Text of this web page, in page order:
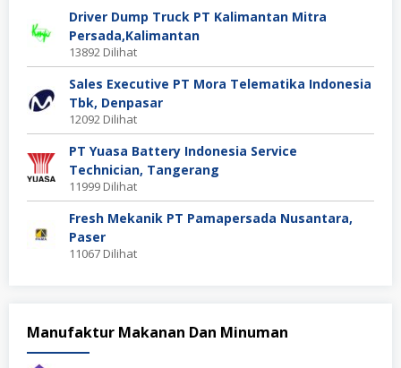
Driver Dump Truck PT Kalimantan Mitra
Persada,Kalimantan
13892 Dilihat
Sales Executive PT Mora Telematika Indonesia
Tbk, Denpasar
12092 Dilihat
PT Yuasa Battery Indonesia Service
Technician, Tangerang
11999 Dilihat
Fresh Mekanik PT Pamapersada Nusantara,
Paser
11067 Dilihat
Manufaktur Makanan Dan Minuman